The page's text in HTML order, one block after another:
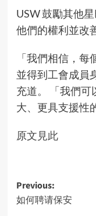
USW 鼓勵其他
他們的權利並改
「我們相信，每
並得到工會成員
充道。 「我們
大、更具支援性
原文見此
Post
navigation
Previous:
如何聘请保安